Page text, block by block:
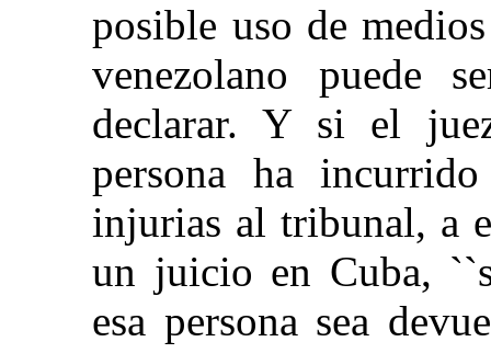
posible uso de
venezolano puede
declarar. Y si el
persona ha
injurias al tribunal, a
un juicio en Cuba,
esa persona sea